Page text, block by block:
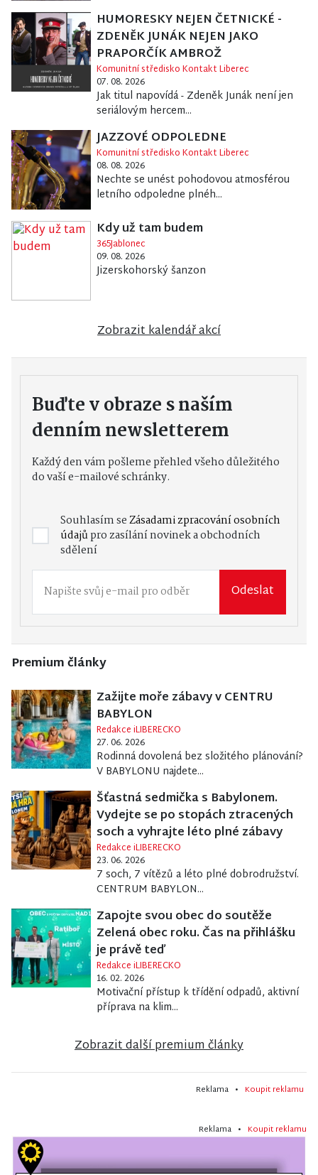
HUMORESKY NEJEN ČETNICKÉ -
ZDENĚK JUNÁK NEJEN JAKO
PRAPORČÍK AMBROŽ
Komunitní středisko Kontakt Liberec
07. 08. 2026
Jak titul napovídá - Zdeněk Junák není jen
seriálovým hercem...
JAZZOVÉ ODPOLEDNE
Komunitní středisko Kontakt Liberec
08. 08. 2026
Nechte se unést pohodovou atmosférou
letního odpoledne plnéh...
Kdy už tam budem
365Jablonec
09. 08. 2026
Jizerskohorský šanzon
Zobrazit kalendář akcí
Buďte v obraze s naším
denním newsletterem
Každý den vám pošleme přehled všeho důležitého
do vaší e-mailové schránky.
Souhlasím seZásadami zpracování osobních
údajůpro zasílání novinek a obchodních
sdělení
Odeslat
Premium články
Zažijte moře zábavy v CENTRU
BABYLON
Redakce iLIBERECKO
27. 06. 2026
Rodinná dovolená bez složitého plánování?
V BABYLONU najdete...
Šťastná sedmička s Babylonem.
Vydejte se po stopách ztracených
soch a vyhrajte léto plné zábavy
Redakce iLIBERECKO
23. 06. 2026
7 soch, 7 vítězů a léto plné dobrodružství.
CENTRUM BABYLON...
Zapojte svou obec do soutěže
Zelená obec roku. Čas na přihlášku
je právě teď
Redakce iLIBERECKO
16. 02. 2026
Motivační přístup k třídění odpadů, aktivní
příprava na klim...
Zobrazit další premium články
Reklama • Koupit reklamu
Reklama • Koupit reklamu